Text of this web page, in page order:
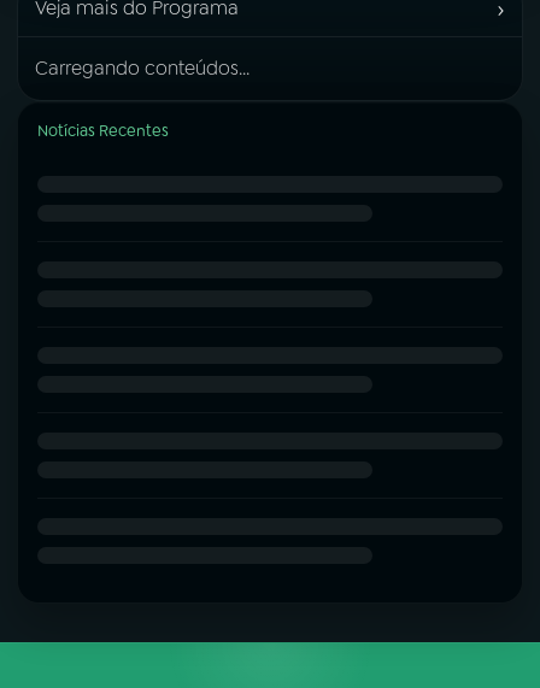
Veja mais do Programa ›
Carregando conteúdos...
Notícias Recentes